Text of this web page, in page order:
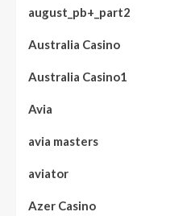
august_pb+_part2
Australia Casino
Australia Casino1
Avia
avia masters
aviator
Azer Casino